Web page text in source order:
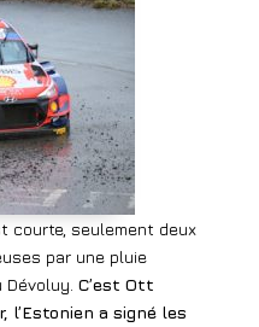
courte, seulement deux
par une pluie
C’est Ott
l’Estonien a signé les